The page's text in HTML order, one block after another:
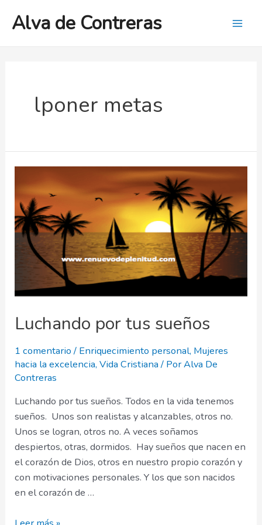
Alva de Contreras
lponer metas
Luchando por tus sueños
1 comentario / Enriquecimiento personal, Mujeres
hacia la excelencia,Vida Cristiana/ PorAlva De
Contreras
Luchando por tus sueños. Todos en la vida tenemos
sueños. Unos son realistas y alcanzables, otros no.
Unos se logran, otros no. A veces soñamos
despiertos, otras, dormidos. Hay sueños que nacen en
el corazón de Dios, otros en nuestro propio corazón y
con motivaciones personales. Y los que son nacidos
en el corazón de …